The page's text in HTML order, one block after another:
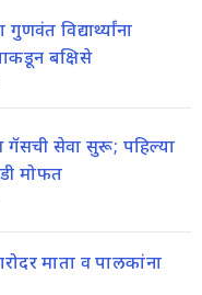
विद्यार्थ्यांना
बक्षिसे
गॅसची सेवा सुरू; पहिल्या
मोफत
माता व पालकांना